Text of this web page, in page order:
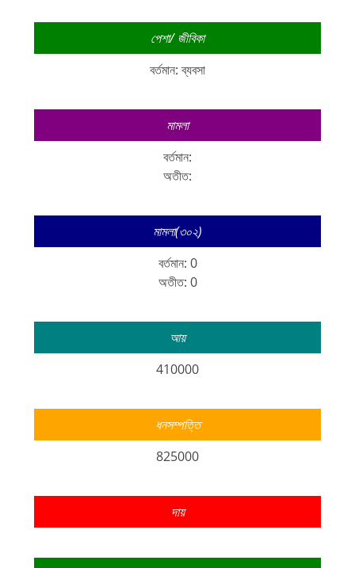
পেশা/ জীবিকা
বর্তমান: ব্যবসা
মামলা
বর্তমান:
অতীত:
মামলা(৩০২)
বর্তমান: 0
অতীত: 0
আয়
410000
ধনসম্পত্তি
825000
দায়